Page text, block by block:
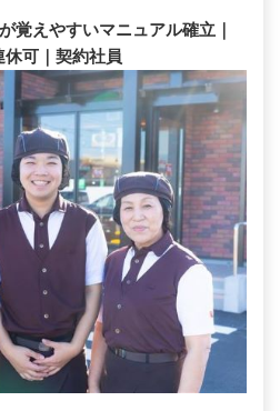
覚えやすいマニュアル確立｜
可｜契約社員